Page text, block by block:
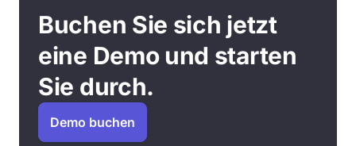
Buchen Sie sich jetzt
eine Demo und starten
Sie durch.
Demo buchen